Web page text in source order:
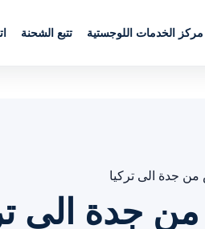
مركز الخدمات اللوجستية تتبع الشحنة
جدة الى تركيا
جدة الى